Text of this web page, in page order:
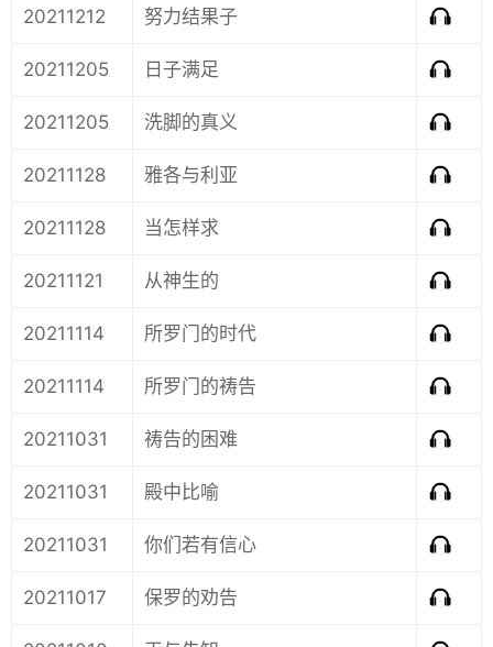
20211212 努力结果子
20211205 日子满足
20211205 洗脚的真义
20211128 雅各与利亚
20211128 当怎样求
20211121 从神生的
20211114 所罗门的时代
20211114 所罗门的祷告
20211031 祷告的困难
20211031 殿中比喻
20211031 你们若有信心
20211017 保罗的劝告